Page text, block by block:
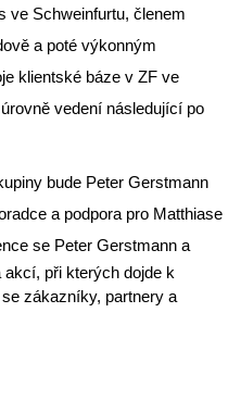
ve Schweinfurtu, členem
a poté výkonným
klientské báze v ZF ve
vedení následující po
bude Peter Gerstmann
a podpora pro Matthiase
se Peter Gerstmann a
při kterých dojde k
zákazníky, partnery a